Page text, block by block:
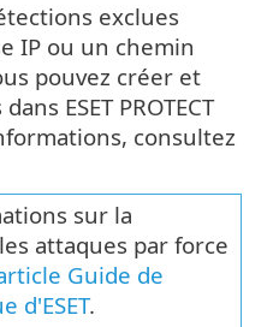
exclues
IP ou un chemin
pouvez créer et
ESET PROTECT
consultez
sur la
attaques par force
Guide de
d'ESET.